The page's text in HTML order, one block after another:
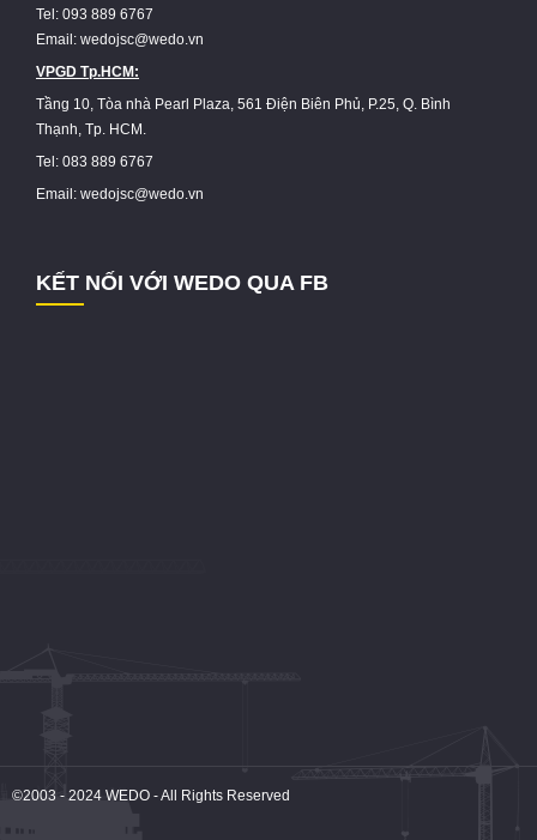
Tel: 093 889 6767
Email: wedojsc@wedo.vn
VPGD Tp.HCM:
Tầng 10, Tòa nhà Pearl Plaza, 561 Điện Biên Phủ, P.25, Q. Bình
Thạnh, Tp. HCM.
Tel: 083 889 6767
Email: wedojsc@wedo.vn
KẾT NỐI VỚI WEDO QUA FB
©2003 - 2024 WEDO - All Rights Reserved